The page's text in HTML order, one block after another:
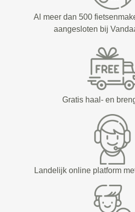
Al meer dan 500
aangesloten bij
Gratis haal- en
Landelijk online platform